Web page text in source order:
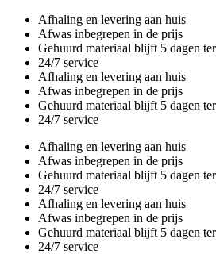
Overslaan
naar
inhoud
gaan
Afhaling en levering aan huis
Afwas inbegrepen in de prijs
Gehuurd materiaal blijft 5 dagen
24/7 service
Afhaling en levering aan huis
Afwas inbegrepen in de prijs
Gehuurd materiaal blijft 5 dagen
24/7 service
Afhaling en levering aan huis
Afwas inbegrepen in de prijs
Gehuurd materiaal blijft 5 dagen
24/7 service
Afhaling en levering aan huis
Afwas inbegrepen in de prijs
Gehuurd materiaal blijft 5 dagen
24/7 service